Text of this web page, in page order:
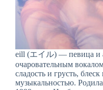
eill (エイル) — певица и
очаровательным
сладость и грусть,
музыкальностью.